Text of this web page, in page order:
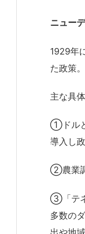
ニュー
1929年
た政策
主な具
①ドルと
導入し
②農業調
③「テネ
多数の